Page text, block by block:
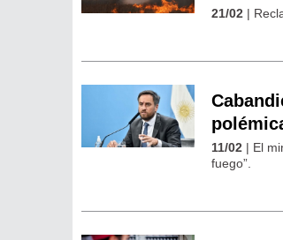
21/02 |
11/02 | El
fuego”.